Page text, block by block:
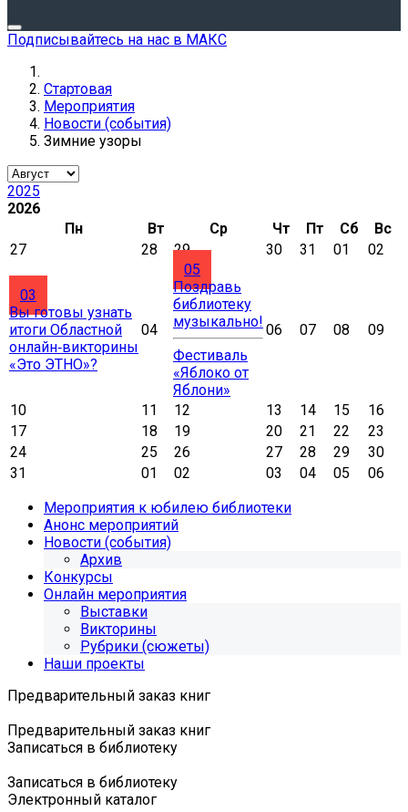
Подписывайтесь на нас в МАКС
Стартовая
Мероприятия
Новости (события)
Зимние узоры
2025
2026
Пн
Вт Ср Чт Пт Сб
Вс
27
28 29 30 31 01 02
03
Вы готовы узнать
итоги Областной
онлайн‑викторины
«Это ЭТНО»?
04
05
Поздравь
библиотеку
музыкально!
Фестиваль
«Яблоко от
Яблони»
06 07 08 09
10 11 12 13 14 15
16
17
18 19 20 21 22
23
24
25 26 27 28 29
30
31
01 02 03 04 05
06
Мероприятия к юбилею библиотеки
Анонс мероприятий
Новости (события)
Архив
Конкурсы
Онлайн мероприятия
Выставки
Викторины
Рубрики (сюжеты)
Наши проекты
Предварительный заказ книг
Предварительный заказ книг
Записаться в библиотеку
Записаться в библиотеку
Электронный каталог